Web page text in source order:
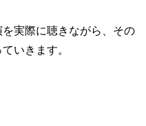
実際に聴きながら、その
いきます。